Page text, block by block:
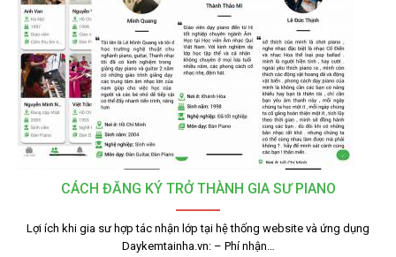
CÁCH ĐĂNG KÝ TRỞ THÀNH GIA SƯ PIANO
Lợi ích khi gia sư hợp tác nhận lớp tại hệ thống website và ứng dụng
Daykemtainha.vn: – Phí nhận…